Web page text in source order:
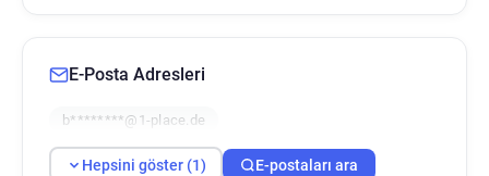
E-Posta Adresleri
b********@1-place.de
Hepsini göster (1) E-postaları ara